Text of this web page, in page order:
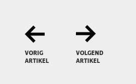
VORIG
ARTIKEL
VOLGEND
ARTIKEL